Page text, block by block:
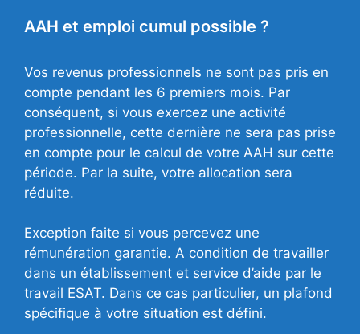
AAH et emploi cumul possible ?
Vos revenus professionnels ne sont pas pris en
compte pendant les 6 premiers mois. Par
conséquent, si vous exercez une activité
professionnelle, cette dernière ne sera pas prise
en compte pour le calcul de votre AAH sur cette
période. Par la suite, votre allocation sera
réduite.
Exception faite si vous percevez une
rémunération garantie. A condition de travailler
dans un établissement et service d’aide par le
travail ESAT. Dans ce cas particulier, un plafond
spécifique à votre situation est défini.